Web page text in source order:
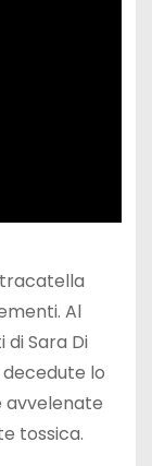
Al
Sara Di
lo
avvelenate
tossica.